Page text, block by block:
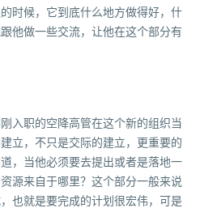
时候，它到底什么地方做得好，什
他做一些交流，让他在这个部分有
入职的空降高管在这个新的组织当
立，不只是交际的建立，更重要的
，当他必须要去提出或者是落地一
源来自于哪里？这个部分一般来说
也就是要完成的计划很宏伟，可是